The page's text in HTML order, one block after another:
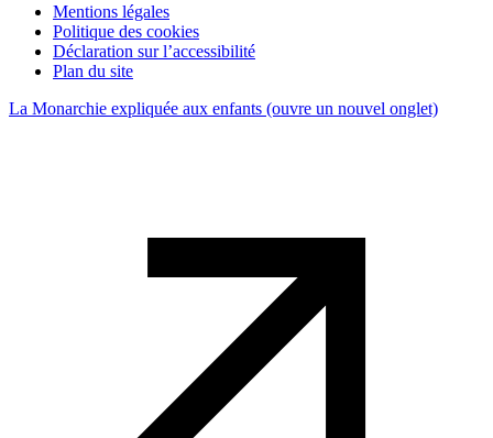
Mentions légales
Politique des cookies
Déclaration sur l’accessibilité
Plan du site
La Monarchie expliquée aux enfants (ouvre un nouvel onglet)